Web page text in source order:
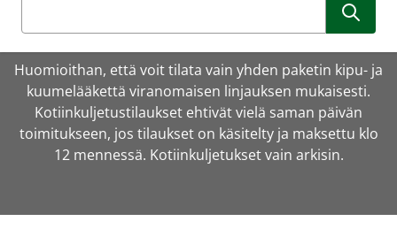
Huomioithan, että voit tilata vain yhden paketin kipu- ja
kuumelääkettä viranomaisen linjauksen mukaisesti.
Kotiinkuljetustilaukset ehtivät vielä saman päivän
toimitukseen, jos tilaukset on käsitelty ja maksettu klo
12 mennessä. Kotiinkuljetukset vain arkisin.